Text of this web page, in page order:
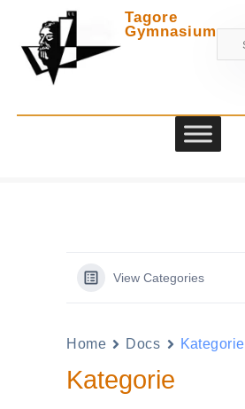
Zwischen
Tagore
Gymnasium
View Categories
Home Docs Kategorie
Kategorie